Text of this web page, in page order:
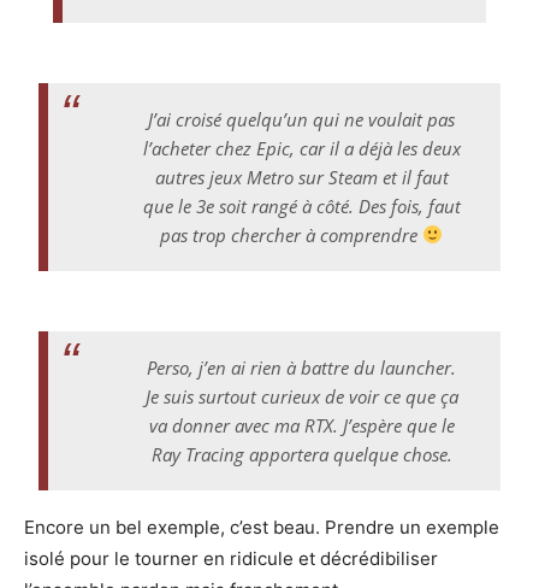
J’ai croisé quelqu’un qui ne voulait pas
l’acheter chez Epic, car il a déjà les deux
autres jeux Metro sur Steam et il faut
que le 3e soit rangé à côté. Des fois, faut
pas trop chercher à comprendre
Perso, j’en ai rien à battre du launcher.
Je suis surtout curieux de voir ce que ça
va donner avec ma RTX. J’espère que le
Ray Tracing apportera quelque chose.
Encore un bel exemple, c’est beau. Prendre un exemple
isolé pour le tourner en ridicule et décrédibiliser